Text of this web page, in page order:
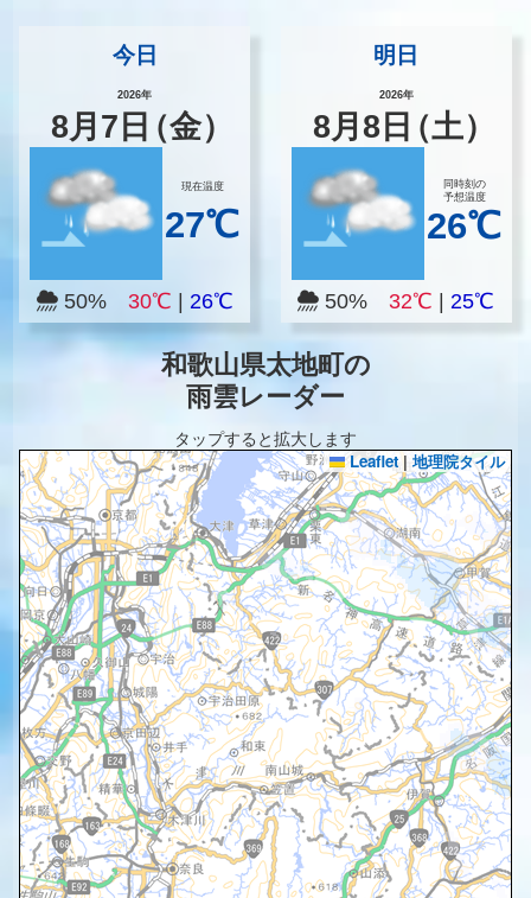
今日
2026年
8月 7 日（金）
現在温度
27℃
50% 30℃ 26℃
明日
2026年
8月8 日（土）
同時刻の
予想温度
26℃
50% 32℃ |25℃
和歌山県太地町の
雨雲レーダー
タップすると拡大します
Leaflet | 地理院タイル